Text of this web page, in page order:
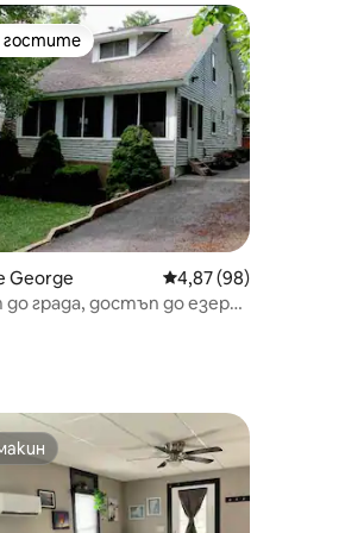
290 отзива
гостите
гостите
George Средна оценка:
4,87 (98)
до града, достъп до езеро